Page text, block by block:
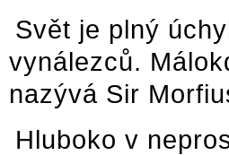
Svět je plný
vynálezců.
nazývá Sir
Hluboko v